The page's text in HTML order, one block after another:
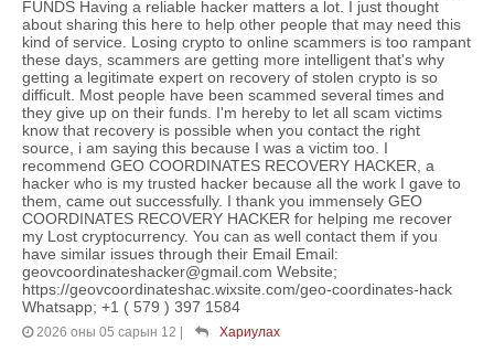
FUNDS Having a reliable hacker matters a lot. I just thought
about sharing this here to help other people that may need this
kind of service. Losing crypto to online scammers is too rampant
these days, scammers are getting more intelligent that's why
getting a legitimate expert on recovery of stolen crypto is so
difficult. Most people have been scammed several times and
they give up on their funds. I'm hereby to let all scam victims
know that recovery is possible when you contact the right
source, i am saying this because I was a victim too. I
recommend GEO COORDINATES RECOVERY HACKER, a
hacker who is my trusted hacker because all the work I gave to
them, came out successfully. I thank you immensely GEO
COORDINATES RECOVERY HACKER for helping me recover
my Lost cryptocurrency. You can as well contact them if you
have similar issues through their Email Email:
geovcoordinateshacker@gmail.com Website;
https://geovcoordinateshac.wixsite.com/geo-coordinates-hack
Whatsapp; +1 ( 579 ) 397 1584
2026 оны 05 сарын 12 Хариулах